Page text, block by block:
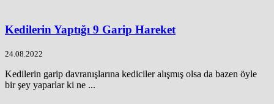
Kedilerin Yaptığı 9 Garip Hareket
24.08.2022
Kedilerin garip davranışlarına kediciler alışmış olsa da bazen öyle
bir şey yaparlar ki ne ...